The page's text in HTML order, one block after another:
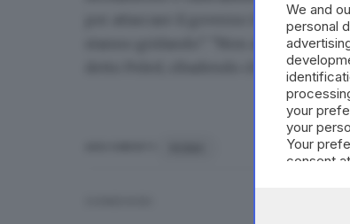
per attaccare il governo italiano.
stanno gridando". "Non abbiamo
detto Peled, ribadendo che la Flotilla
We and
personal
your
your
Your
consent